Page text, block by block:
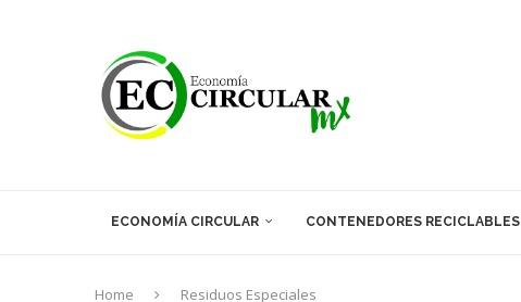
ECONOMÍA CIRCULAR CONTENEDORES RECICLABLES
Home Residuos Especiales